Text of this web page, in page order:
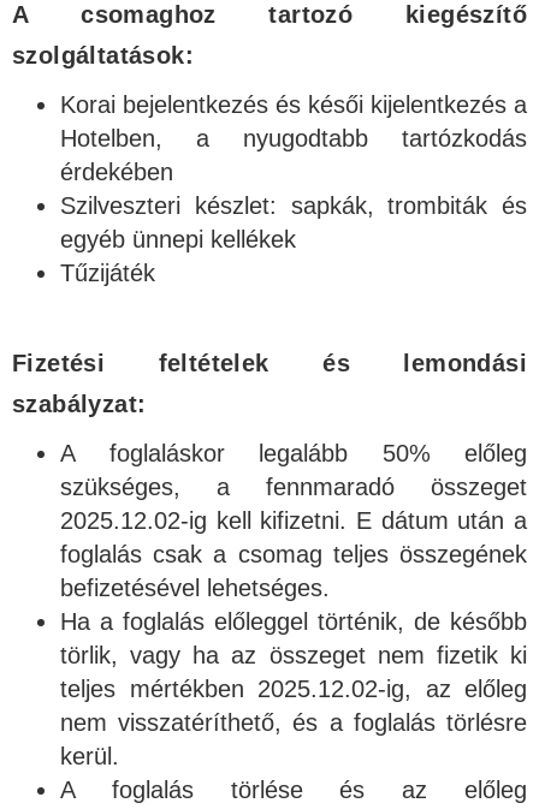
A csomaghoz tartozó kiegészítő
szolgáltatások:
Korai bejelentkezés és késői kijelentkezés a
Hotelben, a nyugodtabb tartózkodás
érdekében
Szilveszteri készlet: sapkák, trombiták és
egyéb ünnepi kellékek
Tűzijáték
Fizetési feltételek és lemondási
szabályzat:
A foglaláskor legalább 50% előleg
szükséges, a fennmaradó összeget
2025.12.02-ig kell kifizetni. E dátum után a
foglalás csak a csomag teljes összegének
befizetésével lehetséges.
Ha a foglalás előleggel történik, de később
törlik, vagy ha az összeget nem fizetik ki
teljes mértékben 2025.12.02-ig, az előleg
nem visszatéríthető, és a foglalás törlésre
kerül.
A foglalás törlése és az előleg